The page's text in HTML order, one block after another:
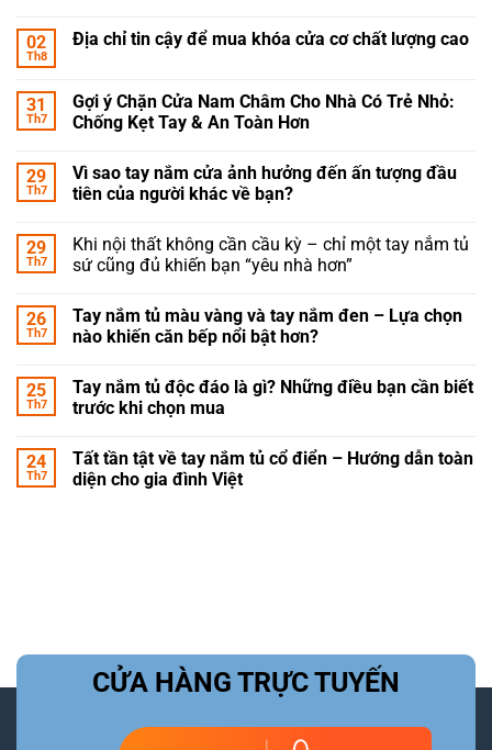
02
Th8
Địa chỉ tin cậy để mua khóa cửa cơ chất lượng cao
31
Th7
Gợi ý Chặn Cửa Nam Châm Cho Nhà Có Trẻ Nhỏ:
Chống Kẹt Tay & An Toàn Hơn
29
Th7
Vì sao tay nắm cửa ảnh hưởng đến ấn tượng đầu
tiên của người khác về bạn?
29
Th7
Khi nội thất không cần cầu kỳ – chỉ một tay nắm tủ
sứ cũng đủ khiến bạn “yêu nhà hơn”
26
Th7
Tay nắm tủ màu vàng và tay nắm đen – Lựa chọn
nào khiến căn bếp nổi bật hơn?
25
Th7
Tay nắm tủ độc đáo là gì? Những điều bạn cần biết
trước khi chọn mua
24
Th7
Tất tần tật về tay nắm tủ cổ điển – Hướng dẫn toàn
diện cho gia đình Việt
CỬA HÀNG TRỰC TUYẾN